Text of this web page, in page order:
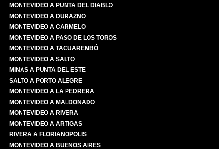
MONTEVIDEO A PUNTA DEL DIABLO
MONTEVIDEO A DURAZNO
MONTEVIDEO A CARMELO
MONTEVIDEO A PASO DE LOS TOROS
MONTEVIDEO A TACUAREMBÓ
MONTEVIDEO A SALTO
MINAS A PUNTA DEL ESTE
SALTO A PORTO ALEGRE
MONTEVIDEO A LA PEDRERA
MONTEVIDEO A MALDONADO
MONTEVIDEO A RIVERA
MONTEVIDEO A ARTIGAS
RIVERA A FLORIANOPOLIS
MONTEVIDEO A BUENOS AIRES